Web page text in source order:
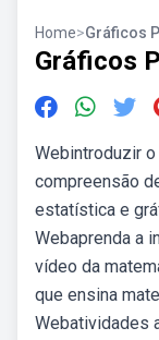
Home>Gráficos
Gráficos
Webintroduzir
compreensão
estatística e
Webaprenda a
vídeo da
que ensina
Webatividades